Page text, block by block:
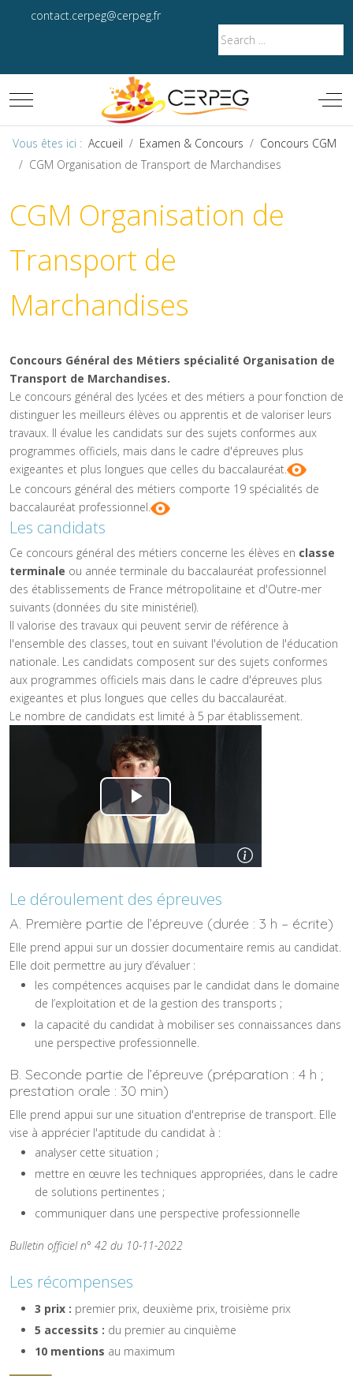
contact.cerpeg@cerpeg.fr
Mobile Menu Toggle Off-
Vous êtes ici : Accueil Examen & Concours
Concours CGM
CGM Organisation de Transport de Marchandises
CGM Organisation de
Transport de
Marchandises
Concours Général des Métiers spécialité Organisation de
Transport de Marchandises.
Le concours général des lycées et des métiers a pour fonction de
distinguer les meilleurs élèves ou apprentis et de valoriser leurs
travaux. Il évalue les candidats sur des sujets conformes aux
programmes officiels, mais dans le cadre d'épreuves plus
exigeantes et plus longues que celles du baccalauréat.
Le concours général des métiers comporte 19 spécialités de
baccalauréat professionnel.
Les candidats
Ce concours général des métiers concerne les élèves en classe
terminale ou année terminale du baccalauréat professionnel
des établissements de France métropolitaine et d'Outre-mer
suivants (données du site ministériel).
Il valorise des travaux qui peuvent servir de référence à
l'ensemble des classes, tout en suivant l'évolution de l'éducation
nationale. Les candidats composent sur des sujets conformes
aux programmes officiels mais dans le cadre d'épreuves plus
exigeantes et plus longues que celles du baccalauréat.
Le nombre de candidats est limité à 5 par établissement.
Le déroulement des épreuves
A. Première partie de l’épreuve (durée : 3 h – écrite)
Elle prend appui sur un dossier documentaire remis au candidat.
Elle doit permettre au jury d’évaluer :
les compétences acquises par le candidat dans le domaine
de l’exploitation et de la gestion des transports ;
la capacité du candidat à mobiliser ses connaissances dans
une perspective professionnelle.
B. Seconde partie de l’épreuve (préparation : 4 h ;
prestation orale : 30 min)
Elle prend appui sur une situation d'entreprise de transport. Elle
vise à apprécier l'aptitude du candidat à :
analyser cette situation ;
mettre en œuvre les techniques appropriées, dans le cadre
de solutions pertinentes ;
communiquer dans une perspective professionnelle
Bulletin officiel n° 42 du 10-11-2022
Les récompenses
3 prix : premier prix, deuxième prix, troisième prix
5 accessits : du premier au cinquième
10 mentions au maximum